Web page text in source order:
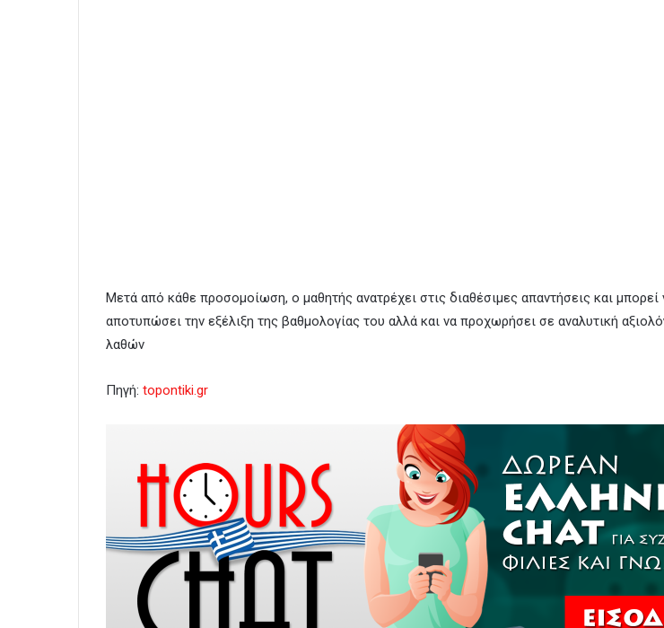
Μετά από κάθε προσομοίωση, ο μαθητής ανατρέχει στις διαθέσιμες απαντήσεις και μπορεί
αποτυπώσει την εξέλιξη της βαθμολογίας του αλλά και να προχωρήσει σε αναλυτική
λαθών
Πηγή: topontiki.gr